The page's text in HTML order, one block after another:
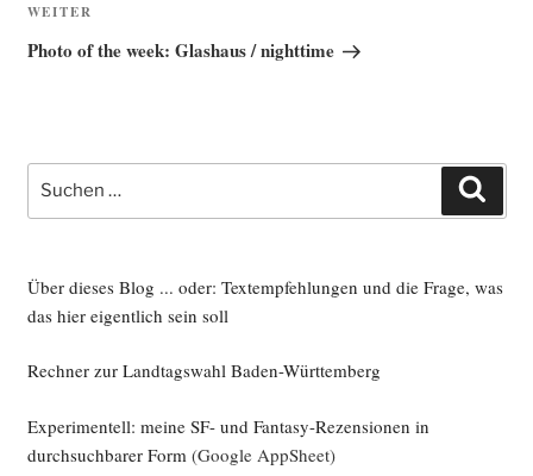
Nächster
Beitrag
WEITER
Photo of the week: Glashaus / nighttime
Suche
nach:
Über dieses Blog ... oder: Textempfehlungen und die Frage, was
das hier eigentlich sein soll
Rechner zur Landtagswahl Baden-Württemberg
Experimentell: meine SF- und Fantasy-Rezensionen in
durchsuchbarer Form (Google AppSheet)